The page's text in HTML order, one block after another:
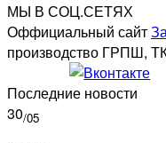
МЫ В СОЦ.СЕТЯХ
Оффициальный сайт
производство ГРПШ,
Последние новости
30/05